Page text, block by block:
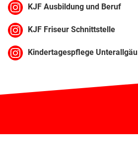
KJF Ausbildung und Beruf
KJF Friseur Schnittstelle
Kindertagespflege Unterallgäu